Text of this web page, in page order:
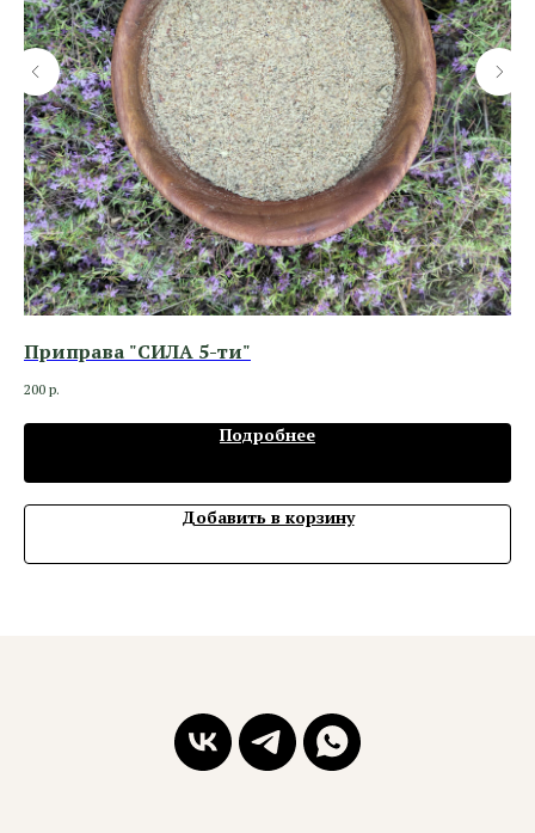
Приправа "СИЛА 5-ти"
200 р.
Подробнее
Добавить в корзину